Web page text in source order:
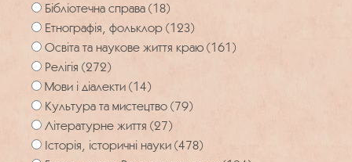
Бібліотечна справа (18)
Етнографія, фольклор (123)
Освіта та наукове життя краю (161)
Релігія (272)
Мови і діалекти (14)
Культура та мистецтво (79)
Літературне життя (27)
Історія, історичні науки (478)